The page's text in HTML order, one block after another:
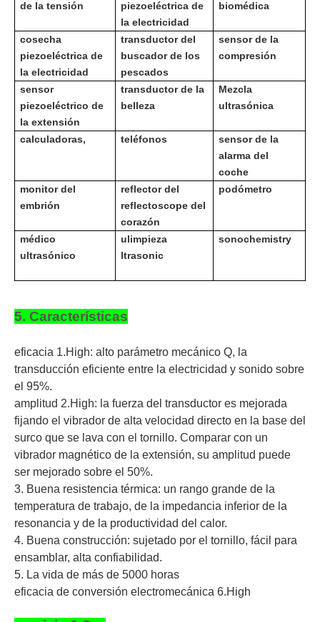
de la tensión
piezoeléctrica de
la electricidad
biomédica
cosecha
piezoeléctrica de
la electricidad
transductor del
buscador de los
pescados
sensor de la
compresión
sensor
piezoeléctrico de
la extensión
transductor de la
belleza
Mezcla
ultrasónica
calculadoras, teléfonos
sensor de la
alarma del
coche
monitor del
embrión
reflector del
reflectoscope del
corazón
podómetro
médico
ultrasónico
ulimpieza
ltrasonic
sonochemistry
5. Características
eficacia 1.High: alto parámetro mecánico Q, la
transducción eficiente entre la electricidad y sonido sobre
el 95%.
amplitud 2.High: la fuerza del transductor es mejorada
fijando el vibrador de alta velocidad directo en la base del
surco que se lava con el tornillo. Comparar con un
vibrador magnético de la extensión, su amplitud puede
ser mejorado sobre el 50%.
3. Buena resistencia térmica: un rango grande de la
temperatura de trabajo, de la impedancia inferior de la
resonancia y de la productividad del calor.
4. Buena construcción: sujetado por el tornillo, fácil para
ensamblar, alta confiabilidad.
5. La vida de más de 5000 horas
eficacia de conversión electromecánica 6.High